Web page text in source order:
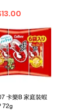
卡樂B 家庭裝蝦
72g